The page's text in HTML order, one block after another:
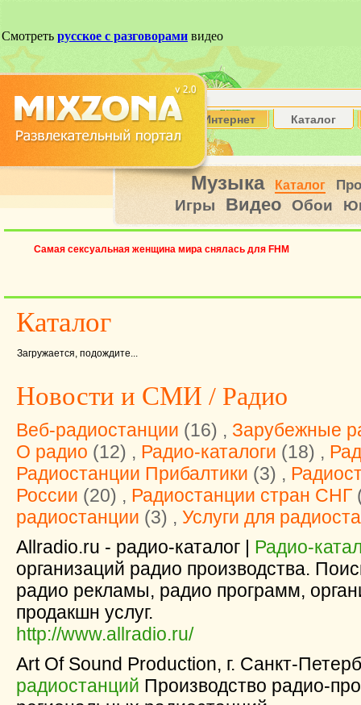
Интернет Каталог
Музыка Каталог
Игры Видео Обои
Самая сексуальная женщина мира снялась для FHM
Каталог
Загружается, подождите...
Новости и СМИ / Радио
Веб-радиостанции (16) , Зарубежные
О радио (12) , Радио-каталоги (18) ,
Радиостанции Прибалтики (3) ,
России (20) , Радиостанции стран СНГ
радиостанции (3) , Услуги для
Allradio.ru - радио-каталог | Радио-
организаций радио производства.
радио рекламы, радио программ,
продакшн услуг.
http://www.allradio.ru/
Art Of Sound Production, г. Санкт-
радиостанций Производство радио-